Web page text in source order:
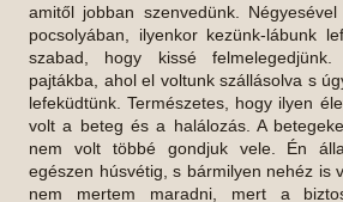
amitől jobban szenvedünk. Négyesével
pocsolyában, ilyenkor kezünk-lábunk
szabad, hogy kissé
pajtákba, ahol el voltunk szállásolva s
lefeküdtünk. Természetes, hogy ilyen
volt a beteg és a halálozás. A
nem volt többé gondjuk vele. Én
egészen húsvétig, s bármilyen nehéz is
nem mertem maradni, mert a